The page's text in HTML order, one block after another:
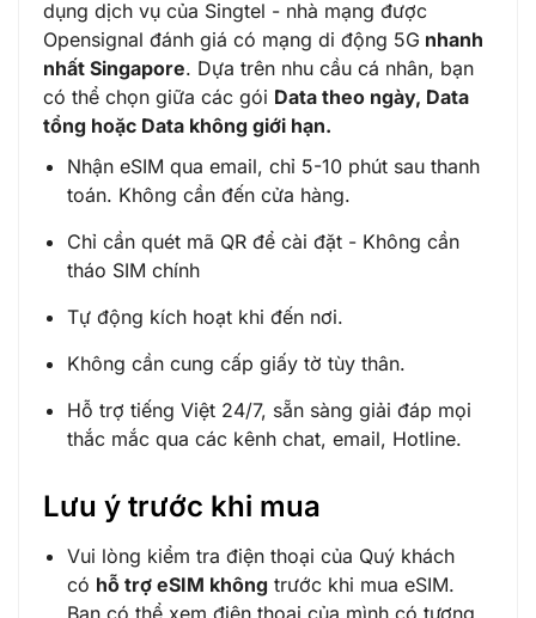
dụng dịch vụ của Singtel - nhà mạng được
Opensignal đánh giá có mạng di động 5G nhanh
nhất Singapore. Dựa trên nhu cầu cá nhân, bạn
có thể chọn giữa các gói Data theo ngày, Data
tổng hoặc Data không giới hạn.
Nhận eSIM qua email, chỉ 5-10 phút sau thanh
toán. Không cần đến cửa hàng.
Chỉ cần quét mã QR để cài đặt - Không cần
tháo SIM chính
Tự động kích hoạt khi đến nơi.
Không cần cung cấp giấy tờ tùy thân.
Hỗ trợ tiếng Việt 24/7, sẵn sàng giải đáp mọi
thắc mắc qua các kênh chat, email, Hotline.
Lưu ý trước khi mua
Vui lòng kiểm tra điện thoại của Quý khách
có hỗ trợ eSIM không trước khi mua eSIM.